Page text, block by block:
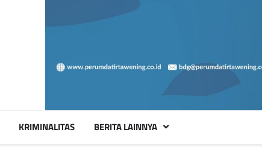
KRIMINALITAS BERITA LAINNYA